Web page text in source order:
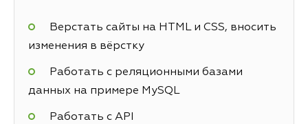
Верстать сайты на HTML и CSS, вносить
изменения в вёрстку
Работать с реляционными базами
данных на примере MySQL
Работать с API